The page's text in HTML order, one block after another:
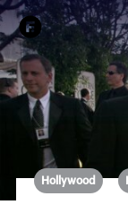
Hollywood